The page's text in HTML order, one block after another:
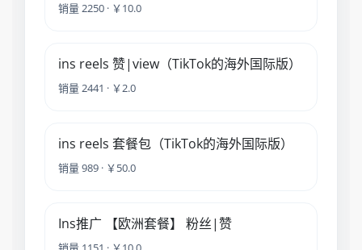
销量 2250 · ￥10.0
ins reels 赞|view（TikTok的海外国际版）
销量 2441 · ￥2.0
ins reels 套餐包（TikTok的海外国际版）
销量 989 · ￥50.0
Ins推广 【欧洲套餐】 粉丝|赞